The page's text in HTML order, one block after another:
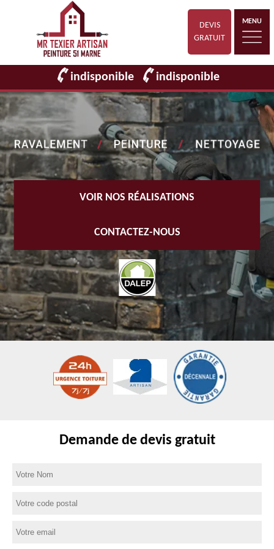
DEVIS
GRATUIT
MENU
indisponible indisponible
VOIR NOS RÉALISATIONS
CONTACTEZ-NOUS
Demande de devis gratuit